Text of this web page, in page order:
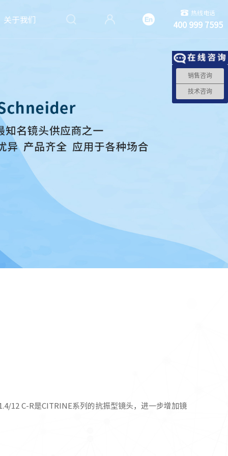
关于我们
热线电话
400 999 7595
12 C-R是CITRINE系列的抗振型镜头，进一步增加镜
销售咨询
技术咨询